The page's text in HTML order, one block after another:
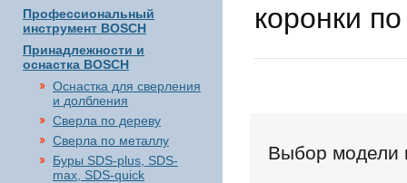
Профессиональный
инструмент BOSCH
Принадлежности и
оснастка BOSCH
Оснастка для сверления
и долбления
Сверла по дереву
Сверла по металлу
Буры SDS-plus, SDS-
max, SDS-quick
коронки
Выбор модели